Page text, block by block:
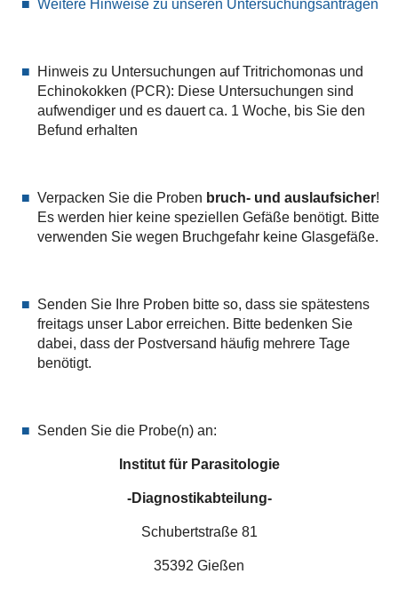
Weitere Hinweise zu unseren Untersuchungsanträgen
Hinweis zu Untersuchungen auf Tritrichomonas und
Echinokokken (PCR): Diese Untersuchungen sind
aufwendiger und es dauert ca. 1 Woche, bis Sie den
Befund erhalten
Verpacken Sie die Proben bruch- und auslaufsicher!
Es werden hier keine speziellen Gefäße benötigt. Bitte
verwenden Sie wegen Bruchgefahr keine Glasgefäße.
Senden Sie Ihre Proben bitte so, dass sie spätestens
freitags unser Labor erreichen. Bitte bedenken Sie
dabei, dass der Postversand häufig mehrere Tage
benötigt.
Senden Sie die Probe(n) an:
Institut für Parasitologie
-Diagnostikabteilung-
Schubertstraße 81
35392 Gießen